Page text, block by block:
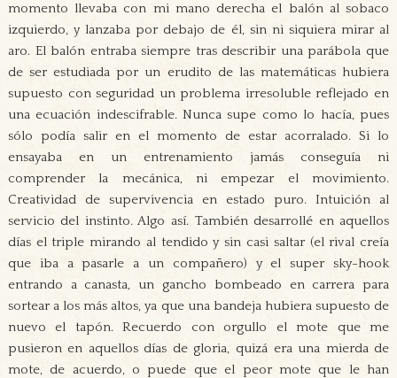
momento llevaba con mi mano derecha el balón al sobaco
izquierdo, y lanzaba por debajo de él, sin ni siquiera mirar al
aro. El balón entraba siempre tras describir una parábola que
de ser estudiada por un erudito de las matemáticas hubiera
supuesto con seguridad un problema irresoluble reflejado en
una ecuación indescifrable. Nunca supe como lo hacía, pues
sólo podía salir en el momento de estar acorralado. Si lo
ensayaba en un entrenamiento jamás conseguía ni
comprender la mecánica, ni empezar el movimiento.
Creatividad de supervivencia en estado puro. Intuición al
servicio del instinto. Algo así. También desarrollé en aquellos
días el triple mirando al tendido y sin casi saltar (el rival creía
que iba a pasarle a un compañero) y el super sky-hook
entrando a canasta, un gancho bombeado en carrera para
sortear a los más altos, ya que una bandeja hubiera supuesto de
nuevo el tapón. Recuerdo con orgullo el mote que me
pusieron en aquellos días de gloria, quizá era una mierda de
mote, de acuerdo, o puede que el peor mote que le han